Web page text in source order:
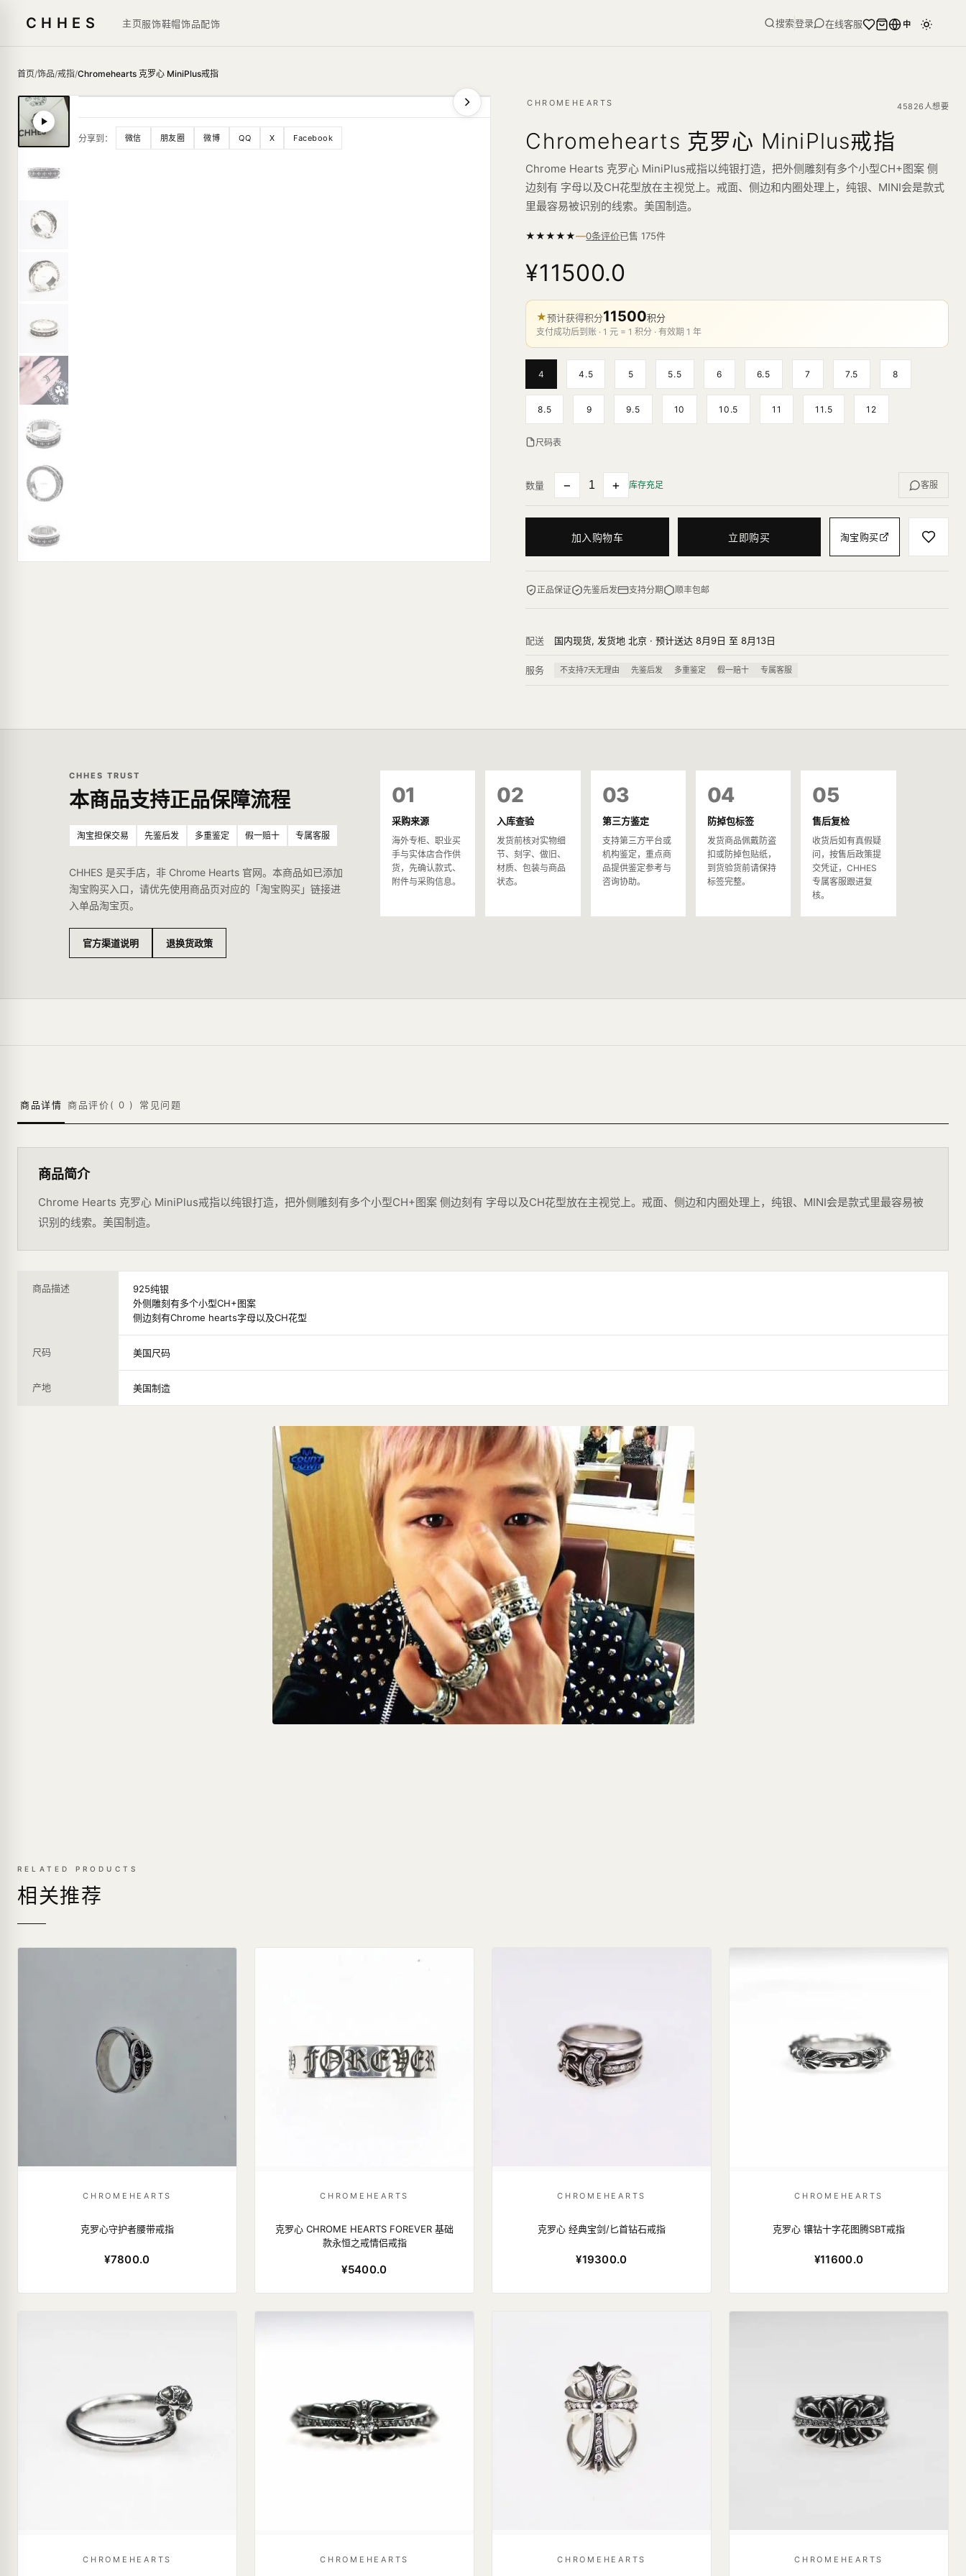
CHHES 主页服饰鞋帽饰品配饰 搜索登录 在线客服 中
首页/饰品/戒指/Chromehearts 克罗心 MiniPlus戒指
分享到： 微信 朋友圈 微博 QQ X Facebook
CHROMEHEARTS 45826人想要
Chromehearts 克罗心 MiniPlus戒指
Chrome Hearts 克罗心 MiniPlus戒指以纯银打造，把外侧雕刻有多个小型CH+图案 侧
边刻有 字母以及CH花型放在主视觉上。戒面、侧边和内圈处理上，纯银、MINI会是款式
里最容易被识别的线索。美国制造。
★★★★★—0条评价已售175件
¥11500.0
★预计获得积分11500积分
支付成功后到账 · 1 元 = 1 积分 · 有效期 1 年
4 4.5 5 5.5 6 6.5 7 7.5 8
8.5 9 9.5 10 10.5 11 11.5 12
尺码表
数量 − + 库存充足 客服
加入购物车 立即购买 淘宝购买
正品保证 先鉴后发 支持分期 顺丰包邮
配送 国内现货, 发货地 北京 · 预计送达 8月9日 至 8月13日
服务 不支持7天无理由 先鉴后发 多重鉴定 假一赔十 专属客服
CHHES TRUST
本商品支持正品保障流程
淘宝担保交易 先鉴后发 多重鉴定 假一赔十 专属客服
CHHES 是买手店，非 Chrome Hearts 官网。本商品如已添加
淘宝购买入口，请优先使用商品页对应的「淘宝购买」链接进
入单品淘宝页。
官方渠道说明 退换货政策
01
采购来源
海外专柜、职业买
手与实体店合作供
货，先确认款式、
附件与采购信息。
02
入库查验
发货前核对实物细
节、刻字、做旧、
材质、包装与商品
状态。
03
第三方鉴定
支持第三方平台或
机构鉴定，重点商
品提供鉴定参考与
咨询协助。
04
防掉包标签
发货商品佩戴防盗
扣或防掉包贴纸，
到货验货前请保持
标签完整。
05
售后复检
收货后如有真假疑
问，按售后政策提
交凭证，CHHES
专属客服跟进复
核。
商品详情 商品评价( 0 ) 常见问题
商品简介
Chrome Hearts 克罗心 MiniPlus戒指以纯银打造，把外侧雕刻有多个小型CH+图案 侧边刻有 字母以及CH花型放在主视觉上。戒面、侧边和内圈处理上，纯银、MINI会是款式里最容易被
识别的线索。美国制造。
商品描述
925纯银
外侧雕刻有多个小型CH+图案
侧边刻有Chrome hearts字母以及CH花型
尺码 美国尺码
产地 美国制造
RELATED PRODUCTS
相关推荐
CHROMEHEARTS
克罗心守护者腰带戒指
¥7800.0
CHROMEHEARTS
克罗心 CHROME HEARTS FOREVER 基础
款永恒之戒情侣戒指
¥5400.0
CHROMEHEARTS
克罗心 经典宝剑/匕首钻石戒指
¥19300.0
CHROMEHEARTS
克罗心 镶钻十字花图腾SBT戒指
¥11600.0
CHROMEHEARTS CHROMEHEARTS CHROMEHEARTS CHROMEHEARTS